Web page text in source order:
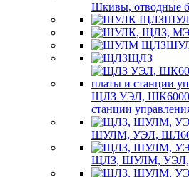
Шкивы, отводные
ЩЛЗ
ЩЛЗ УЭЛ,
станции
ШУЛМ, УЭЛ,
ЩЛЗ, ШУЛМ, УЭЛ,